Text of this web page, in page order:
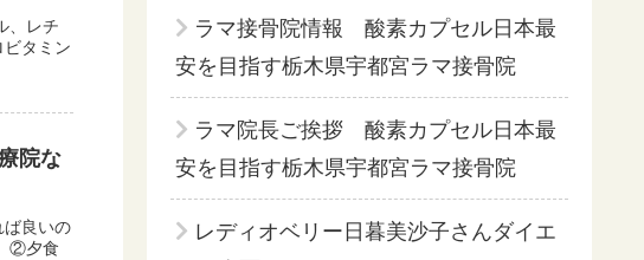
、レチ
タミン
院な
ば良いの
②夕食
ラマ接骨院情報 酸素カプセル日本最
安を目指す栃木県宇都宮ラマ接骨院
ラマ院長ご挨拶 酸素カプセル日本最
安を目指す栃木県宇都宮ラマ接骨院
レディオベリー日暮美沙子さんダイエ